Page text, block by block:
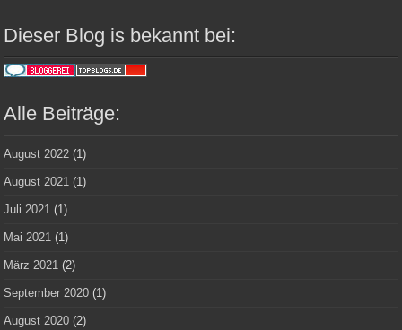
Dieser Blog is bekannt bei:
Alle Beiträge:
August 2022 (1)
August 2021 (1)
Juli 2021 (1)
Mai 2021 (1)
März 2021 (2)
September 2020 (1)
August 2020 (2)